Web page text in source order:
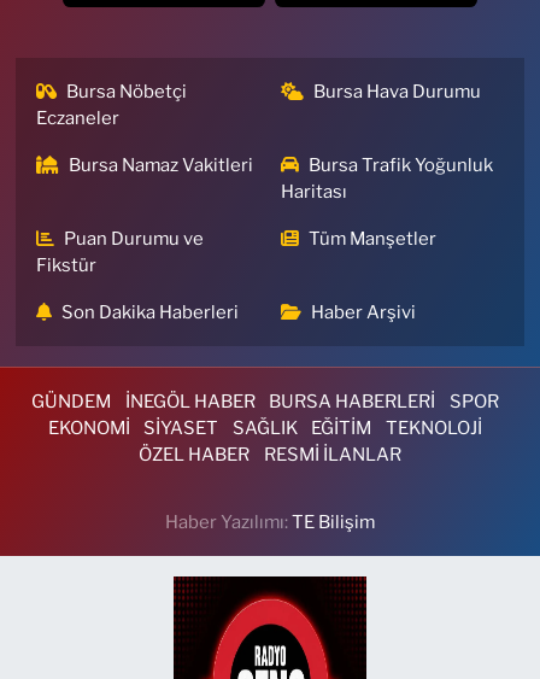
Bursa Nöbetçi
Eczaneler
Bursa Hava Durumu
Bursa Namaz Vakitleri
Bursa Trafik Yoğunluk
Haritası
Puan Durumu ve
Fikstür
Tüm Manşetler
Son Dakika Haberleri Haber Arşivi
GÜNDEM İNEGÖL HABER BURSA HABERLERİ
SPOR
EKONOMİ
SİYASET SAĞLIK EĞİTİM
TEKNOLOJİ
ÖZEL HABER
RESMİ İLANLAR
Haber Yazılımı:TE Bilişim